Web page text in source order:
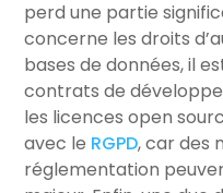
perd une partie
concerne les droits
bases de données, il
contrats de
les licences open
avec le RGPD, car des
réglementation